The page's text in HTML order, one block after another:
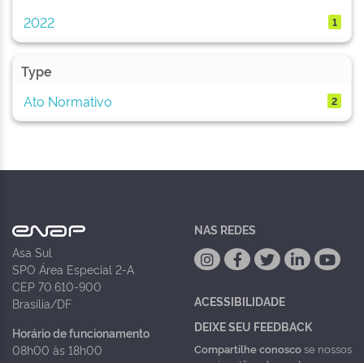
2022 1
Type
Ato Normativo
2
Asa Sul
SPO Área Especial 2-A
CEP 70.610-900
Brasília/DF
Horário de funcionamento
08h00 às 18h00
NAS REDES
ACESSIBILIDADE
DEIXE SEU FEEDBACK
Compartilhe conoscose nossos